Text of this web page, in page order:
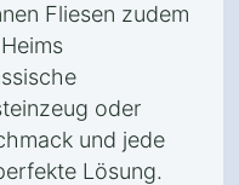
Fliesen zudem
oder
und jede
Lösung.